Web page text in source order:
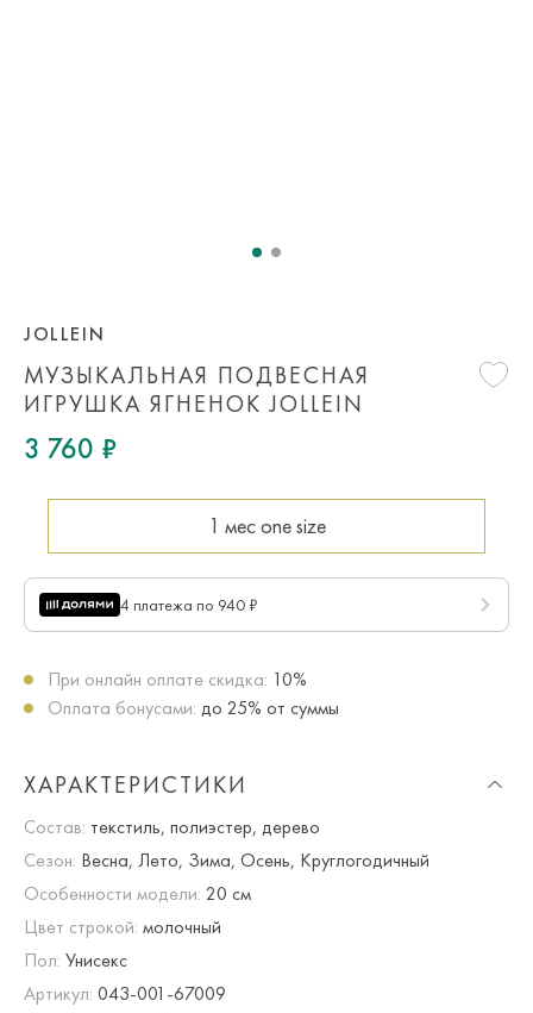
МУЗЫКАЛЬНАЯ ПОДВЕСНАЯ
ИГРУШКА ЯГНЕНОК JOLLEIN
JOLLEIN
3 760 ₽
1 месone size
4 платежа по 940 ₽
При онлайн оплате скидка: 10%
Оплата бонусами: до 25% от суммы
ХАРАКТЕРИСТИКИ
Состав: текстиль, полиэстер, дерево
Сезон: Весна, Лето, Зима, Осень, Круглогодичный
Особенности модели: 20 см
Цвет строкой: молочный
Пол: Унисекс
Артикул: 043-001-67009